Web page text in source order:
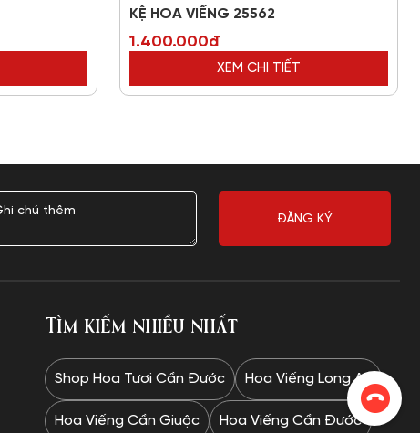
KỆ HOA VIẾNG 25562
1.400.000đ
XEM CHI TIẾT
Tìm kiếm nhiều nhất
Shop Hoa Tươi Cần Đước Hoa Viếng Long An
Hoa Viếng Cần Giuộc Hoa Viếng Cần Đước